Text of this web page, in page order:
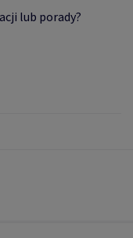
lub porady?